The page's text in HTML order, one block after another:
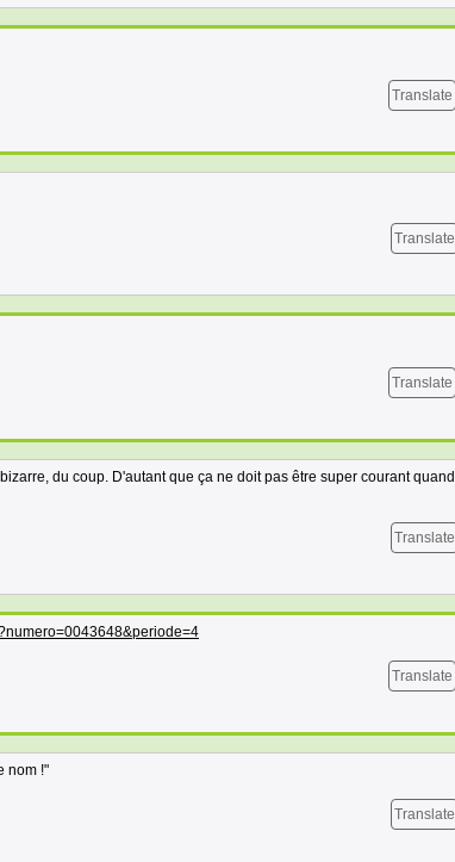
Translate
Translate
Translate
du coup. D'autant que ça ne doit pas être super courant quand
Translate
Translate
nom !"
Translate